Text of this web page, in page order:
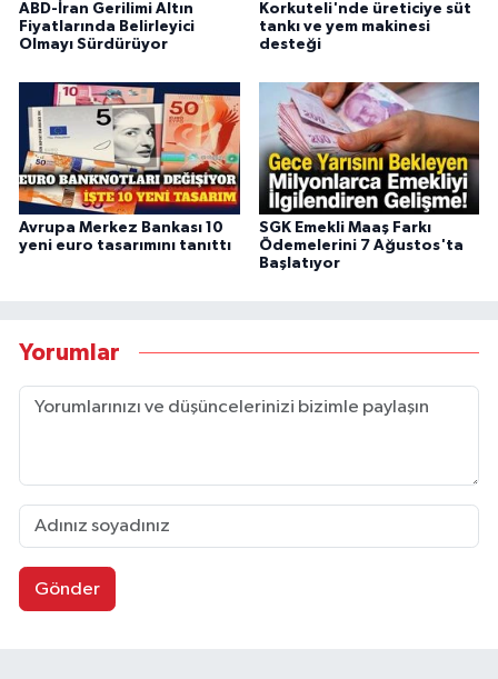
ABD-İran Gerilimi Altın
Fiyatlarında Belirleyici
Olmayı Sürdürüyor
Korkuteli'nde üreticiye süt
tankı ve yem makinesi
desteği
Avrupa Merkez Bankası 10
yeni euro tasarımını tanıttı
SGK Emekli Maaş Farkı
Ödemelerini 7 Ağustos'ta
Başlatıyor
Yorumlar
Gönder